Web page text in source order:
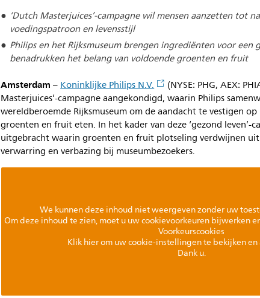
‘Dutch Masterjuices’-campagne wil mensen aanzetten tot
voedingspatroon en levensstijl
Philips en het Rijksmuseum brengen ingrediënten voor een
benadrukken het belang van voldoende groenten en fruit
Amsterdam –Koninklijke Philips N.V.
(NYSE: PHG, AEX:
Masterjuices’-campagne aangekondigd, waarin Philips
wereldberoemde Rijksmuseum om de aandacht te vestigen
groenten en fruit eten. In het kader van deze ‘gezond leven’-
uitgebracht waarin groenten en fruit plotseling verdwijnen
verwarring en verbazing bij museumbezoekers.
We kunnen deze inhoud niet weergeven zonder uw
Om deze inhoud te zien, moet u uw cookievoorkeuren bijwerken
Voorkeurscookies
Klik hier om uw cookie-instellingen te bekijken en
Dank u.